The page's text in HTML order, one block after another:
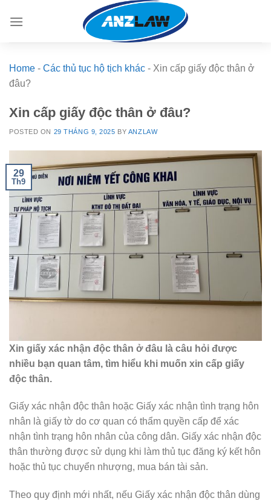
Home - Các thủ tục hộ tịch khác - Xin cấp giấy độc thân ở
đâu?
Xin cấp giấy độc thân ở đâu?
POSTED ON 29 THÁNG 9, 2025 BY ANZLAW
29
Th9
Xin giấy xác nhận độc thân ở đâu là câu hỏi được
nhiều bạn quan tâm, tìm hiểu khi muốn xin cấp giấy
độc thân.
Giấy xác nhận độc thân hoặc Giấy xác nhận tình trạng hôn
nhân là giấy tờ do cơ quan có thẩm quyền cấp để xác
nhận tình trạng hôn nhân của công dân. Giấy xác nhận độc
thân thường được sử dụng khi làm thủ tục đăng ký kết hôn
hoặc thủ tục chuyển nhượng, mua bán tài sản.
Theo quy định mới nhất, nếu Giấy xác nhận độc thân dùng